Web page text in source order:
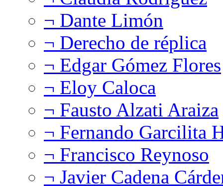
¬ Dante Limón
¬ Derecho de réplica
¬ Edgar Gómez Flores
¬ Eloy Caloca
¬ Fausto Alzati Araiza
¬ Fernando Garcilita
¬ Francisco Reynoso
¬ Javier Cadena